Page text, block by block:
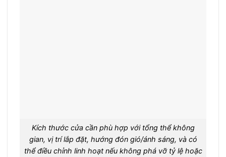
Kích thước cửa cần phù hợp với tổng thể không
gian, vị trí lắp đặt, hướng đón gió/ánh sáng, và có
thể điều chỉnh linh hoạt nếu không phá vỡ tỷ lệ hoặc